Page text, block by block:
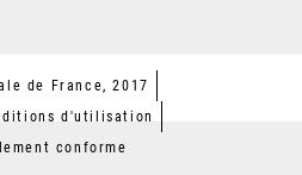
de France, 2017
d'utilisation
conforme